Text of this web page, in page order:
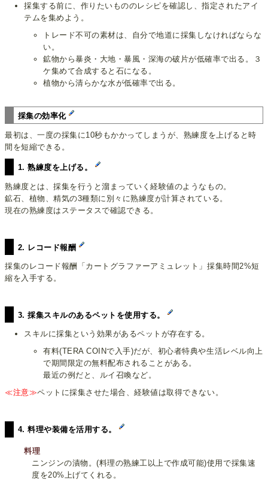
採集する前に、作りたいもののレシピを確認し、指定されたアイ
テムを集めよう。
トレード不可の素材は、自分で地道に採集しなければならな
い。
鉱物から暴炎・大地・暴風・深海の破片が低確率で出る。３
ケ集めて合成すると石になる。
植物から清らかな水が低確率で出る。
採集の効率化
最初は、一度の採集に10秒もかかってしまうが、熟練度を上げると時
間を短縮できる。
1. 熟練度を上げる。
熟練度とは、採集を行うと溜まっていく経験値のようなもの。
鉱石、植物、精気の3種類に別々に熟練度が計算されている。
現在の熟練度はステータスで確認できる。
2. レコード報酬
採集のレコード報酬「カートグラファーアミュレット」採集時間2%短
縮を入手する。
3. 採集スキルのあるペットを使用する。
スキルに採集という効果があるペットが存在する。
有料(TERA COINで入手)だが、初心者特典や生活レベル向上
で期間限定の無料配布されることがある。
最近の例だと、ルイ召喚など。
≪注意≫ペットに採集させた場合、経験値は取得できない。
4. 料理や装備を活用する。
料理
ニンジンの漬物。(料理の熟練工以上で作成可能)使用で採集速
度を20%上げてくれる。